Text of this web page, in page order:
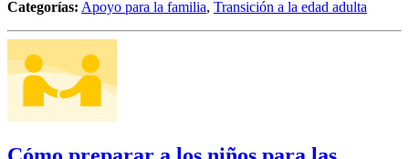
Olimpiadas Especiales llamado FUNdamental Sports.
Categorías:Apoyo para la familia